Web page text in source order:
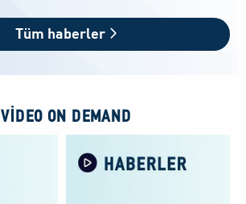
Tüm haberler
VIDEO ON DEMAND